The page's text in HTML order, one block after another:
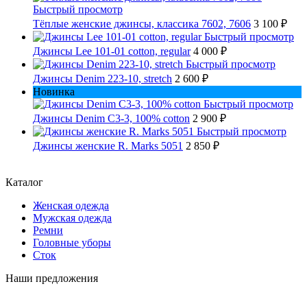
Быстрый просмотр
Тёплые женские джинсы, классика 7602, 7606 3 100 ₽
Быстрый просмотр
Джинсы Lee 101-01 cotton, regular 4 000 ₽
Быстрый просмотр
Джинсы Denim 223-10, stretch 2 600 ₽
Новинка
Быстрый просмотр
Джинсы Denim C3-3, 100% cotton 2 900 ₽
Быстрый просмотр
Джинсы женские R. Marks 5051 2 850 ₽
Каталог
Женская одежда
Мужская одежда
Ремни
Головные уборы
Сток
Наши предложения